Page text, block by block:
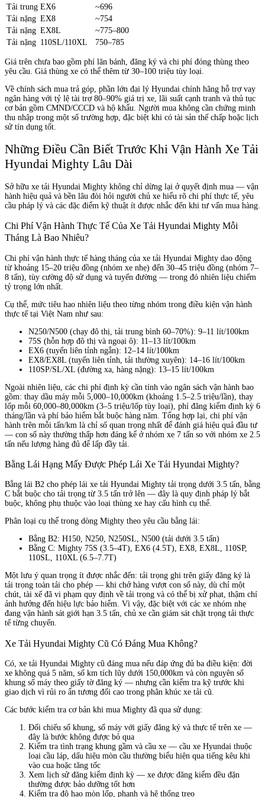
Tải trung EX6
~696
Tải nặng EX8
~754
Tải nặng EX8L
~775–800
Tải nặng 110SL/110XL 750–785
Giá trên chưa bao gồm phí lăn bánh, đăng ký và chi phí đóng thùng theo
yêu cầu. Giá thùng xe có thể thêm từ 30–100 triệu tùy loại.
Về chính sách mua trả góp, phần lớn đại lý Hyundai chính hãng hỗ trợ vay
ngân hàng với tỷ lệ tài trợ 80–90% giá trị xe, lãi suất cạnh tranh và thủ tục
cơ bản gồm CMND/CCCD và hộ khẩu. Người mua không cần chứng minh
thu nhập trong một số trường hợp, đặc biệt khi có tài sản thế chấp hoặc lịch
sử tín dụng tốt.
Những Điều Cần Biết Trước Khi Vận Hành Xe Tải
Hyundai Mighty Lâu Dài
Sở hữu xe tải Hyundai Mighty không chỉ dừng lại ở quyết định mua — vận
hành hiệu quả và bền lâu đòi hỏi người chủ xe hiểu rõ chi phí thực tế, yêu
cầu pháp lý và các đặc điểm kỹ thuật ít được nhắc đến khi tư vấn mua hàng.
Chi Phí Vận Hành Thực Tế Của Xe Tải Hyundai Mighty Mỗi
Tháng Là Bao Nhiêu?
Chi phí vận hành thực tế hàng tháng của xe tải Hyundai Mighty dao động
từ khoảng 15–20 triệu đồng (nhóm xe nhẹ) đến 30–45 triệu đồng (nhóm 7–
8 tấn), tùy cường độ sử dụng và tuyến đường — trong đó nhiên liệu chiếm
tỷ trọng lớn nhất.
Cụ thể, mức tiêu hao nhiên liệu theo từng nhóm trong điều kiện vận hành
thực tế tại Việt Nam như sau:
N250/N500 (chạy đô thị, tải trung bình 60–70%): 9–11 lít/100km
75S (hỗn hợp đô thị và ngoại ô): 11–13 lít/100km
EX6 (tuyến liên tỉnh ngắn): 12–14 lít/100km
EX8/EX8L (tuyến liên tỉnh, tải thường xuyên): 14–16 lít/100km
110SP/SL/XL (đường xa, hàng nặng): 13–15 lít/100km
Ngoài nhiên liệu, các chi phí định kỳ cần tính vào ngân sách vận hành bao
gồm: thay dầu máy mỗi 5,000–10,000km (khoảng 1.5–2.5 triệu/lần), thay
lốp mỗi 60,000–80,000km (3–5 triệu/lốp tùy loại), phí đăng kiểm định kỳ 6
tháng/lần và phí bảo hiểm bắt buộc hàng năm. Tổng hợp lại, chi phí vận
hành trên mỗi tấn/km là chỉ số quan trọng nhất để đánh giá hiệu quả đầu tư
— con số này thường thấp hơn đáng kể ở nhóm xe 7 tấn so với nhóm xe 2.5
tấn nếu lượng hàng đủ để lấp đầy tải.
Bằng Lái Hạng Mấy Được Phép Lái Xe Tải Hyundai Mighty?
Bằng lái B2 cho phép lái xe tải Hyundai Mighty tải trọng dưới 3.5 tấn, bằng
C bắt buộc cho tải trọng từ 3.5 tấn trở lên — đây là quy định pháp lý bắt
buộc, không phụ thuộc vào loại thùng xe hay cấu hình cụ thể.
Phân loại cụ thể trong dòng Mighty theo yêu cầu bằng lái:
Bằng B2: H150, N250, N250SL, N500 (tải dưới 3.5 tấn)
Bằng C: Mighty 75S (3.5–4T), EX6 (4.5T), EX8, EX8L, 110SP,
110SL, 110XL (6.5–7.7T)
Một lưu ý quan trọng ít được nhắc đến: tải trọng ghi trên giấy đăng ký là
tải trọng toàn tải cho phép — khi chở hàng vượt con số này, dù chỉ một
chút, tài xế đã vi phạm quy định về tải trọng và có thể bị xử phạt, thậm chí
ảnh hưởng đến hiệu lực bảo hiểm. Vì vậy, đặc biệt với các xe nhóm nhẹ
đang vận hành sát giới hạn 3.5 tấn, chủ xe cần giám sát chặt trọng tải thực
tế từng chuyến.
Xe Tải Hyundai Mighty Cũ Có Đáng Mua Không?
Có, xe tải Hyundai Mighty cũ đáng mua nếu đáp ứng đủ ba điều kiện: đời
xe không quá 5 năm, số km tích lũy dưới 150,000km và còn nguyên số
khung số máy theo giấy tờ đăng ký — nhưng cần kiểm tra kỹ trước khi
giao dịch vì rủi ro ẩn tương đối cao trong phân khúc xe tải cũ.
Các bước kiểm tra cơ bản khi mua Mighty đã qua sử dụng:
Đối chiếu số khung, số máy với giấy đăng ký và thực tế trên xe —
đây là bước không được bỏ qua
Kiểm tra tình trạng khung gầm và cầu xe — cầu xe Hyundai thuộc
loại cầu láp, dấu hiệu mòn cầu thường biểu hiện qua tiếng kêu khi
vào cua hoặc tăng tốc
Xem lịch sử đăng kiểm định kỳ — xe được đăng kiểm đều đặn
thường được bảo dưỡng tốt hơn
Kiểm tra độ hao mòn lốp, phanh và hệ thống treo